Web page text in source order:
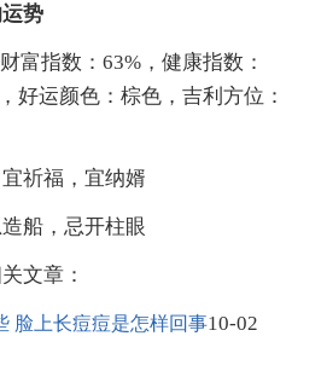
势
指数：63%，健康指数：
好运颜色：棕色，吉利方位：
祈福，宜纳婿
船，忌开柱眼
文章：
脸上长痘痘是怎样回事10-02